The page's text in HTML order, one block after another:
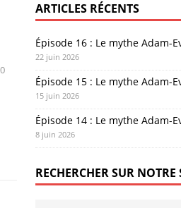
0
ARTICLES RÉCENTS
Épisode 16 : Le mythe Adam-
22 juin 2026
Épisode 15 : Le mythe Adam-
15 juin 2026
Épisode 14 : Le mythe Adam-
8 juin 2026
RECHERCHER SUR NOTRE